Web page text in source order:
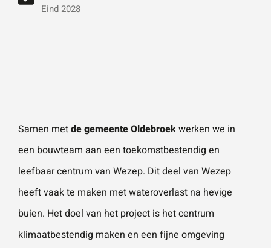
Wat is 5 + 5? *
Eind 2028
Samen metde gemeente Oldebroekwerken we in
een bouwteam aan een toekomstbestendig en
leefbaar centrum van Wezep. Dit deel van Wezep
heeft vaak te maken met wateroverlast na hevige
buien. Het doel van het project is het centrum
klimaatbestendig maken en een fijne omgeving